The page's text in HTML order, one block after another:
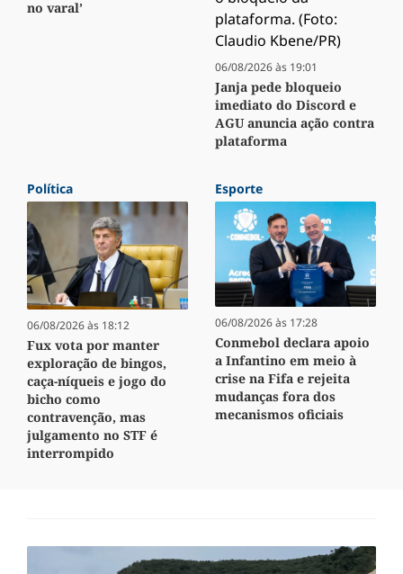
no varal’
06/08/2026 às 19:01
Janja pede bloqueio
imediato do Discord e
AGU anuncia ação contra
plataforma
Política
06/08/2026 às 18:12
Fux vota por manter
exploração de bingos,
caça-níqueis e jogo do
bicho como
contravenção, mas
julgamento no STF é
interrompido
Esporte
06/08/2026 às 17:28
Conmebol declara apoio
a Infantino em meio à
crise na Fifa e rejeita
mudanças fora dos
mecanismos oficiais